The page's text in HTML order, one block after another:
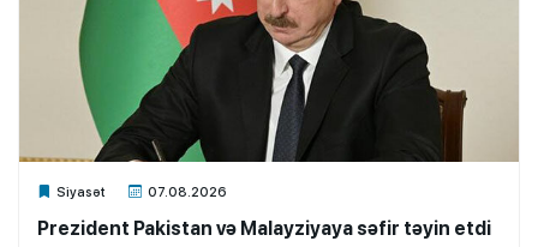
Siyasət 07.08.2026
Xalq.Online
Prezident Pakistan və Malayziyaya səfir təyin etdi